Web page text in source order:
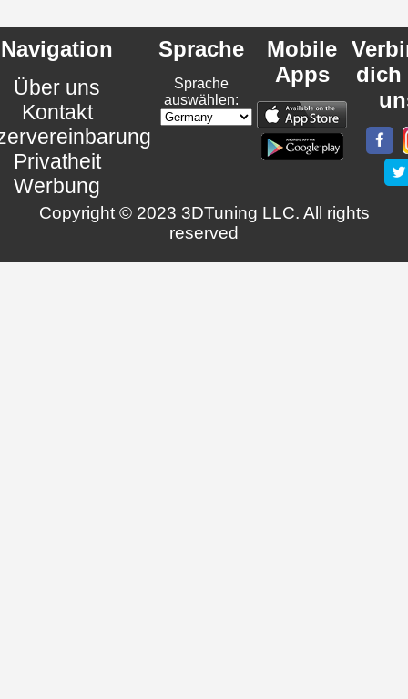
Navigation
Über uns
Kontakt
Privatheit
Werbung
Sprache
Sprache
auswählen:
Mobile
Apps
dich
Copyright © 2023 3DTuning LLC. All rights
reserved